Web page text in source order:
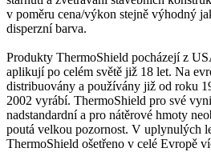
v poměru cena/výkon stejně výhodný
disperzní barva.
Produkty ThermoShield pocházejí z
aplikují po celém světě již 18 let. Na
distribuovány a používány již od roku
2002 vyrábí. ThermoShield pro své
nadstandardní a pro nátěrové hmoty
poutá velkou pozornost. V uplynulých
ThermoShield ošetřeno v celé Evropě